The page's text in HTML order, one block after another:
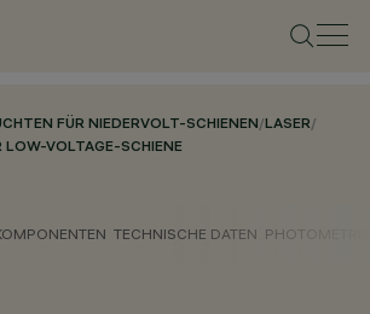
FÜR NIEDERVOLT-SCHIENEN/LASER/
LOW-VOLTAGE-SCHIENE
TECHNISCHE DATEN